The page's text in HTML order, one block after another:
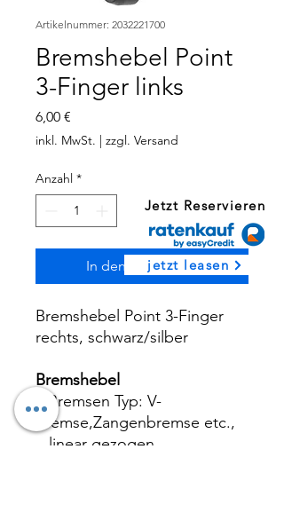
Artikelnummer: 2032221700
Bremshebel Point
3-Finger links
6,00 €
inkl. MwSt. | zzgl. Versand
Anzahl *
In den Warenkorb
Bremshebel Point 3-Finger
rechts, schwarz/silber
Bremshebel
• Bremsen Typ: V-
Bremse,Zangenbremse etc.,
linear gezogen
Jetzt Reservieren
jetzt leasen